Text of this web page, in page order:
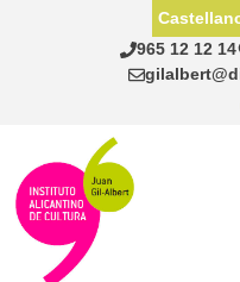
965 12 12 14